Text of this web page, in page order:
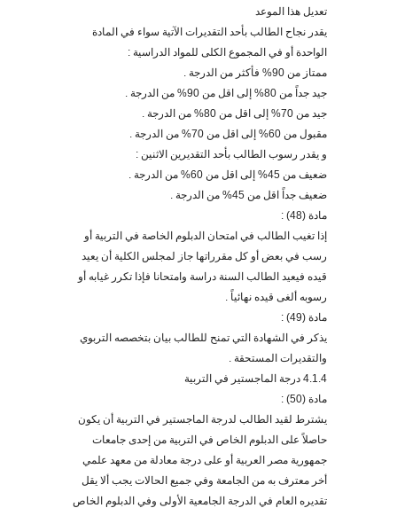
تعديل هذا الموعد
يقدر نجاح الطالب بأحد التقديرات الآتية سواء في المادة
الواحدة أو في المجموع الكلى للمواد الدراسية :
ممتاز من 90% فأكثر من الدرجة .
جيد جداً من 80% إلى اقل من 90% من الدرجة .
جيد من 70% إلى اقل من 80% من الدرجة .
مقبول من 60% إلى اقل من 70% من الدرجة .
و يقدر رسوب الطالب بأحد التقديرين الاثنين :
ضعيف من 45% إلى اقل من 60% من الدرجة .
ضعيف جداً اقل من 45% من الدرجة .
مادة (48) :
إذا تغيب الطالب في امتحان الدبلوم الخاصة في التربية أو
رسب في بعض أو كل مقرراتها جاز لمجلس الكلية أن يعيد
قيده فيعيد الطالب السنة دراسة وامتحانا فإذا تكرر غيابه أو
رسوبه ألغى قيده نهائياً .
مادة (49) :
يذكر في الشهادة التي تمنح للطالب بيان بتخصصه التربوي
والتقديرات المستحقة .
4.1.4 درجة الماجستير في التربية
مادة (50) :
يشترط لقيد الطالب لدرجة الماجستير في التربية أن يكون
حاصلاً على الدبلوم الخاص في التربية من إحدى جامعات
جمهورية مصر العربية أو على درجة معادلة من معهد علمي
أخر معترف به من الجامعة وفي جميع الحالات يجب ألا يقل
تقديره العام في الدرجة الجامعية الأولى وفي الدبلوم الخاص